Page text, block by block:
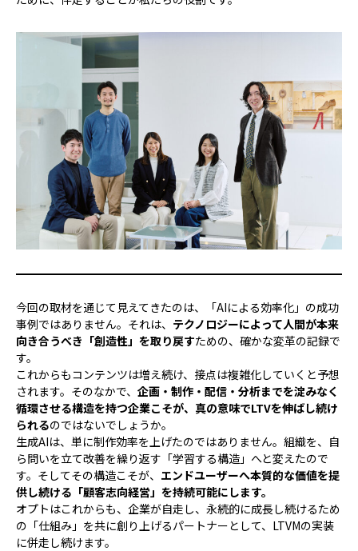
今回の取材を通じて見えてきたのは、「AIによる効率化」の成功
事例ではありません。それは、 テクノロジーによって人間が本来
向き合うべき「創造性」を取り戻すための、確かな変革の記録で
す。
これからもコンテンツは増え続け、接点は複雑化していくと予想
されます。そのなかで、 企画・制作・配信・分析までを淀みなく
循環させる構造を持つ企業こそが、真の意味でLTVを伸ばし続け
られるのではないでしょうか。
生成AIは、単に制作効率を上げたのではありません。組織を、自
ら問いを立て改善を繰り返す「学習する構造」へと変えたので
す。そしてその構造こそが、 エンドユーザーへ本質的な価値を提
供し続ける「顧客志向経営」を持続可能にします。
オプトはこれからも、企業が自走し、永続的に成長し続けるため
の「仕組み」を共に創り上げるパートナーとして、LTVMの実装
に併走し続けます。